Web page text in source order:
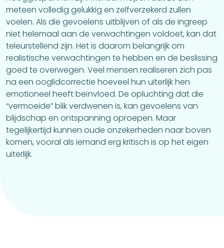
meteen volledig gelukkig en zelfverzekerd zullen
voelen. Als die gevoelens uitblijven of als de ingreep
niet helemaal aan de verwachtingen voldoet, kan dat
teleurstellend zijn. Het is daarom belangrijk om
realistische verwachtingen te hebben en de beslissing
goed te overwegen. Veel mensen realiseren zich pas
na een ooglidcorrectie hoeveel hun uiterlijk hen
emotioneel heeft beïnvloed. De opluchting dat die
“vermoeide” blik verdwenen is, kan gevoelens van
blijdschap en ontspanning oproepen. Maar
tegelijkertijd kunnen oude onzekerheden naar boven
komen, vooral als iemand erg kritisch is op het eigen
uiterlijk.